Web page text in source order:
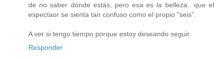
de no saber dónde estás, pero esa es la belleza.. que el
espectaor se sienta tan confuso como el propio "seis".
A ver si tengo tiempo porque estoy deseando seguir.
Responder